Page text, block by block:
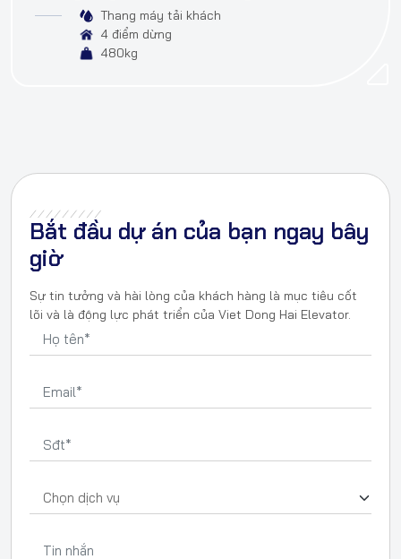
Thang máy tải khách
4 điểm dừng
480kg
Bắt đầu dự án của bạn ngay bây
giờ
Sự tin tưởng và hài lòng của khách hàng là mục tiêu cốt
lõi và là động lực phát triển của Viet Dong Hai Elevator.